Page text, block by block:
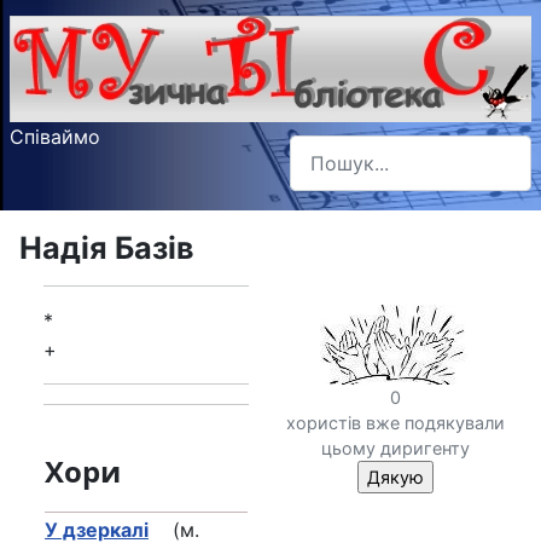
Співаймо Пошук
Type 2 or more characters
Надія Базів
0
хористів вже подякували
цьому диригенту
*
+
Хори
У дзеркалі (м.